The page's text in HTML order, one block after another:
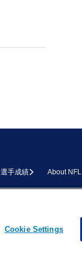
選手成績 About NFL
Cookie Settings